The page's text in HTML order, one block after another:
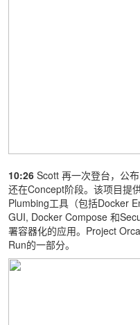
10:26 Scott 再一次登台，公
还在Concept阶段。该项目提
Plumbing工具（包括Docker
GUI, Docker Compose 和
署容器化的应用。Project
Run的一部分。